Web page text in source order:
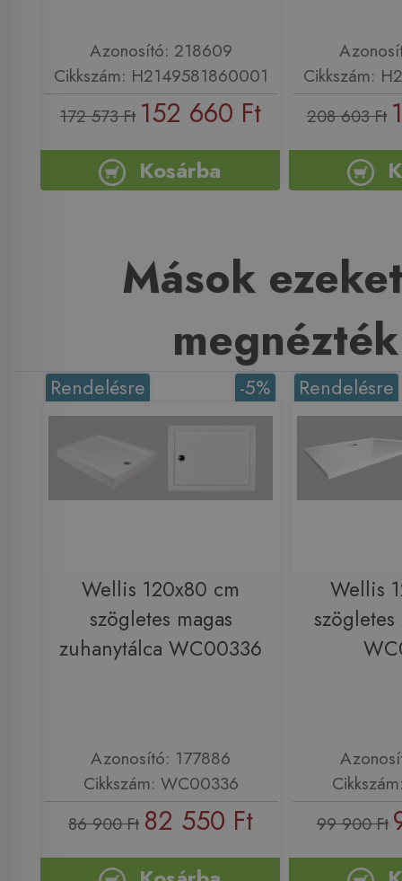
Azonosító: 218609
Cikkszám: H2149581860001
172 573 Ft 152 660 Ft
Kosárba
Cikkszám:
208 603 Ft
Mások
megnézték
-5%
Rendelésre
Wellis 120x80 cm
szögletes magas
zuhanytálca WC00336
Azonosító: 177886
Cikkszám: WC00336
86 900 Ft 82 550 Ft
Rendelésre
Wellis
99 900 Ft